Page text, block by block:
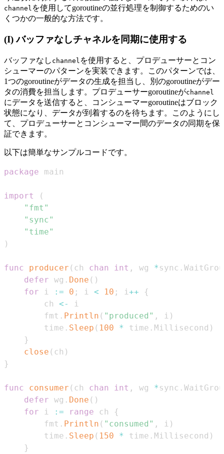
channel を使用してgoroutineの並行処理を制御するためのい
くつかの一般的な方法です。
(I) バッファなしチャネルを同期に使用する
バッファなし channel を使用すると、プロデューサーとコン
シューマーのパターンを実装できます。このパターンでは、
1つのgoroutineがデータの生成を担当し、別のgoroutineがデー
タの消費を担当します。プロデューサーgoroutineがchannel
にデータを送信すると、コンシューマーgoroutineはブロック
状態になり、データが到着するのを待ちます。このようにし
て、プロデューサーとコンシューマー間のデータの同期を保
証できます。
以下は簡単なサンプルコードです。
package
import
(
"fmt"
"sync"
"time"
)
func producer ( ch chan int , wg * sync .
defer wg . Done ( )
for i := 0 ; i < 10 ; i++
{
        ch
<-
        fmt
. Println ( "produced" , i )
        time
. Sleep ( 100 * time . Millisecond )
}
close ( ch )
}
func consumer ( ch chan int , wg * sync .
defer wg . Done ( )
for i := range ch
{
        fmt
. Println ( "consumed" , i )
        time
. Sleep ( 150 * time . Millisecond )
}